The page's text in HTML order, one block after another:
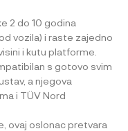
2 do 10 godina
vozila) i raste zajedno
i kutu platforme.
s gotovo svim
a njegova
i TÜV Nord
ovaj oslonac pretvara